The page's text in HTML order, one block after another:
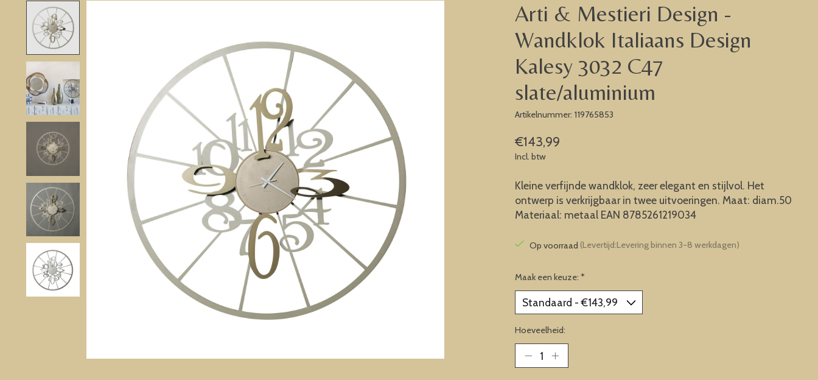
Arti & Mestieri Design -
Wandklok Italiaans Design
Kalesy 3032 C47
slate/aluminium
Artikelnummer: 119765853
€143,99
Incl. btw
Kleine verfijnde wandklok, zeer elegant en stijlvol. Het
ontwerp is verkrijgbaar in twee uitvoeringen. Maat: diam.50
Materiaal: metaal EAN 8785261219034
Op voorraad (Levertijd:Levering binnen 3-8 werkdagen)
Maak een keuze: *
Hoeveelheid: